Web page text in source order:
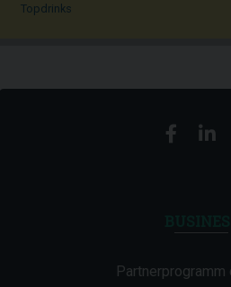
Topdrinks
Partnerprogramm